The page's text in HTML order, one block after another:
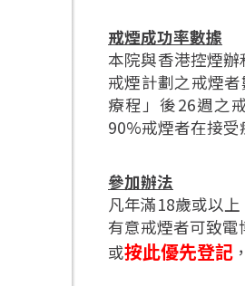
戒煙成功率數據
本院與香港控煙
戒煙計劃之戒煙
療程」後26週之
90%戒煙者在接受
參加辦法
凡年滿18歲或以
有意戒煙者可致電
或按此優先登記